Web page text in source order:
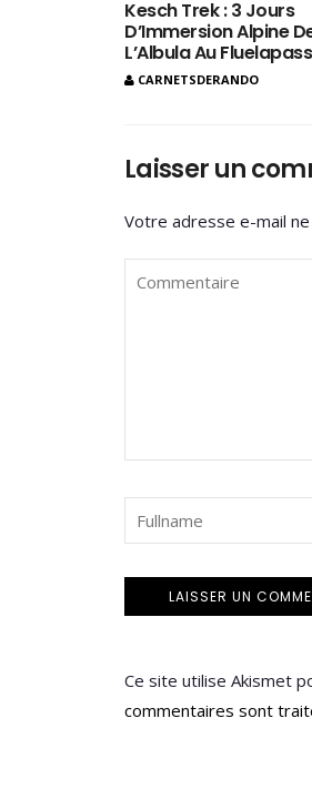
Kesch Trek : 3 Jours
D’Immersion Alpine
L’Albula Au Fluelapass
CARNETSDERANDO
Laisser un
Votre adresse e-mail
Ce site utilise Akismet
commentaires sont